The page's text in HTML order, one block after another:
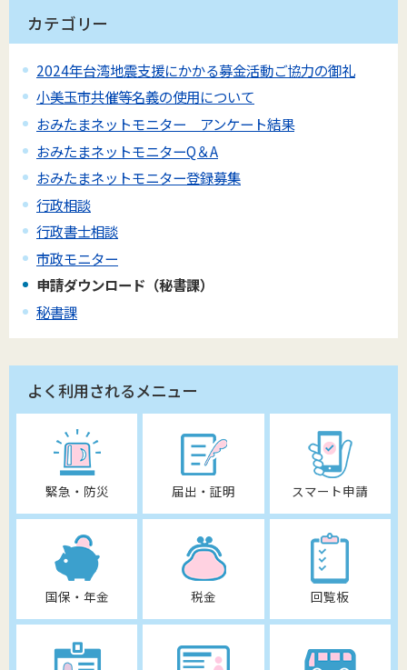
カテゴリー
2024年台湾地震支援にかかる募金活動ご協力の御礼
小美玉市共催等名義の使用について
おみたまネットモニター アンケート結果
おみたまネットモニターQ＆A
おみたまネットモニター登録募集
行政相談
行政書士相談
市政モニター
申請ダウンロード（秘書課）
秘書課
よく利用されるメニュー
緊急・防災 届出・証明 スマート申請
国保・年金 税金 回覧板